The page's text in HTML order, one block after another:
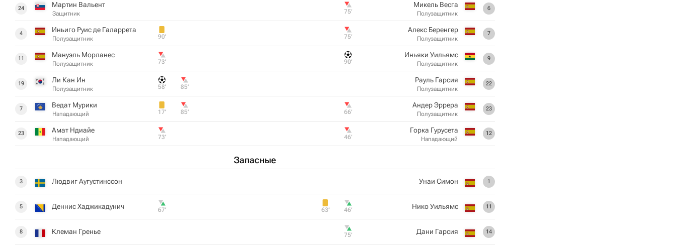
24 Мартин Вальент
Защитник
4 Иньиго Руис де Галаррета
Полузащитник 90‎’‎
11 Мануэль Морланес
Полузащитник 73‎’‎
19 Ли Кан Ин
Полузащитник 58‎’‎ 85‎’‎
7 Ведат Мурики
Нападающий 17‎’‎ 85‎’‎
23 Амат Ндиайе
Нападающий 73‎’‎
Запасные
3 Людвиг Аугустинссон
5 Деннис Хаджикадунич 67‎’‎
8 Клеман Гренье
6
Микель Весга
Полузащитник
75‎’‎
7
Алекс Беренгер
Полузащитник
75‎’‎
9
Иньяки Уильямс
Полузащитник
90‎’‎
22
Рауль Гарсия
Полузащитник
23
Андер Эррера
Полузащитник
66‎’‎
12
Горка Гурусета
Нападающий
46‎’‎
1
Унаи Симон
11
Нико Уильямс
46‎’‎
63‎’‎
14
Дани Гарсия
75‎’‎